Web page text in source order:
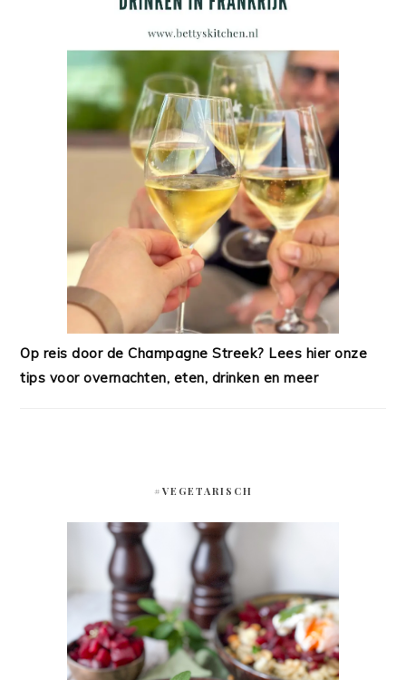
Op reis door de Champagne Streek? Lees hier onze
tips voor overnachten, eten, drinken en meer
#VEGETARISCH